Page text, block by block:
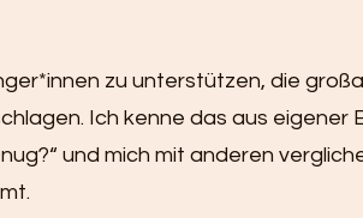
zu unterstützen, die
Ich kenne das aus eigener
und mich mit anderen